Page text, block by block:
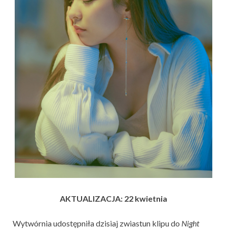
AKTUALIZACJA: 22 kwietnia
Wytwórnia udostępniła dzisiaj zwiastun klipu do Night